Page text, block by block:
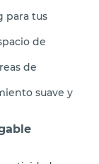
detalles en
tus
de
de
suave y